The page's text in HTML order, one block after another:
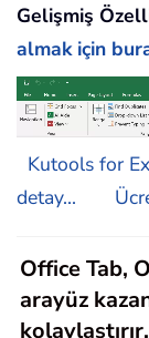
Gelişmiş
almak için
Kutools for
detay...
Office Tab,
arayüz
kolaylaştırır.